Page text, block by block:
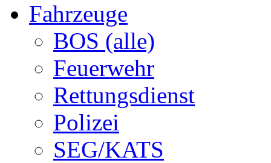
Fahrzeuge
BOS (alle)
Feuerwehr
Rettungsdienst
Polizei
SEG/KATS